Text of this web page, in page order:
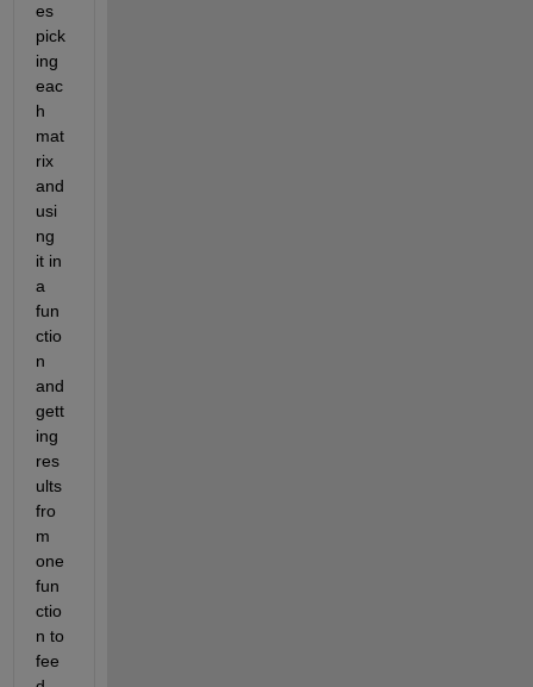
es
pick
ing
eac
h
mat
rix
and
usi
ng
it in
a
fun
ctio
n
and
gett
ing
res
ults
fro
m
one
fun
ctio
n to
fee